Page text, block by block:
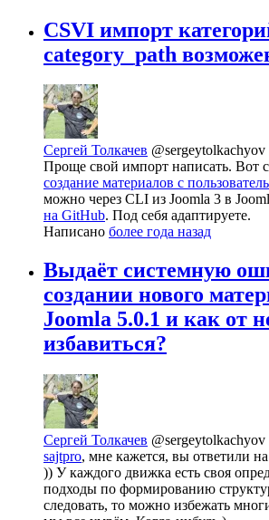
CSVI импорт
category_path
Сергей Толкачев @sergeytolkachyov
Проще свой импорт написать. Вот
создание материалов с
можно через CLI из Joomla 3 в
на GitHub. Под себя адаптируете.
Написано более года назад
Выдаёт системную
создании нового
Joomla ‎5.0.1‎ и как от
избавиться?
Сергей Толкачев @sergeytolkachyov
sajtpro, мне кажется, вы ответили
)) У каждого движка есть своя
подходы по формированию
следовать, то можно избежать